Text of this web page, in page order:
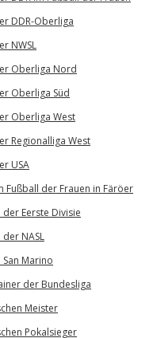
DDR-Oberliga
NWSL
Oberliga Nord
Oberliga Süd
Oberliga West
Regionalliga West
USA
Fußball der Frauen in Färöer
Eerste Divisie
NASL
Marino
der Bundesliga
Meister
Pokalsieger